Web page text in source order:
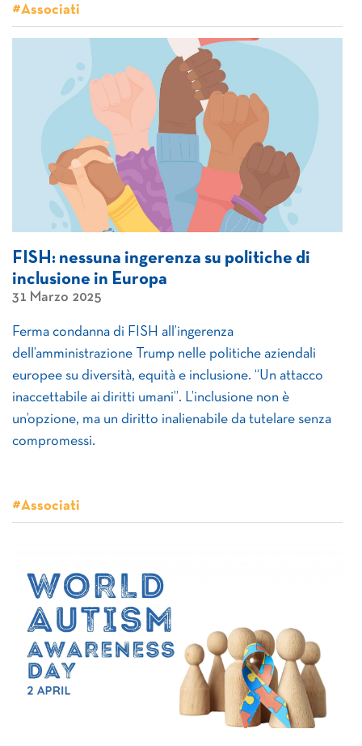
#Associati
FISH: nessuna ingerenza su politiche di
inclusione in Europa
31 Marzo 2025
Ferma condanna di FISH all’ingerenza
dell’amministrazione Trump nelle politiche aziendali
europee su diversità, equità e inclusione. “Un attacco
inaccettabile ai diritti umani”. L’inclusione non è
un’opzione, ma un diritto inalienabile da tutelare senza
compromessi.
#Associati